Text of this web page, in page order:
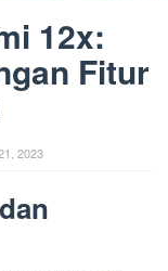
12x:
Fitur
2023